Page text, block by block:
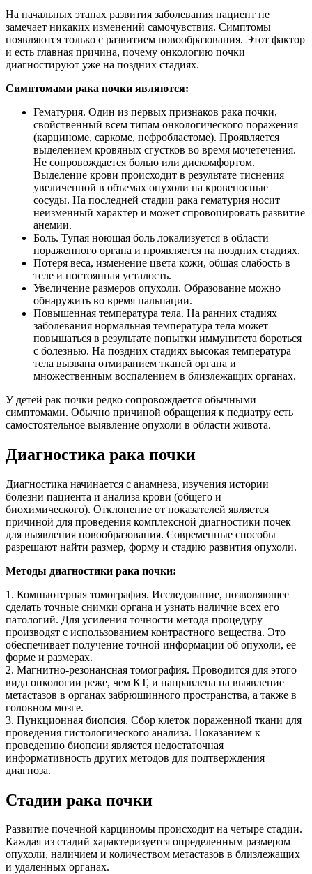
На начальных этапах развития заболевания пациент не
замечает никаких изменений самочувствия. Симптомы
появляются только с развитием новообразования. Этот фактор
и есть главная причина, почему онкологию почки
диагностируют уже на поздних стадиях.
Симптомами рака почки являются:
Гематурия. Один из первых признаков рака почки,
свойственный всем типам онкологического поражения
(карциноме, саркоме, нефробластоме). Проявляется
выделением кровяных сгустков во время мочетечения.
Не сопровождается болью или дискомфортом.
Выделение крови происходит в результате тиснения
увеличенной в объемах опухоли на кровеносные
сосуды. На последней стадии рака гематурия носит
неизменный характер и может спровоцировать развитие
анемии.
Боль. Тупая ноющая боль локализуется в области
пораженного органа и проявляется на поздних стадиях.
Потеря веса, изменение цвета кожи, общая слабость в
теле и постоянная усталость.
Увеличение размеров опухоли. Образование можно
обнаружить во время пальпации.
Повышенная температура тела. На ранних стадиях
заболевания нормальная температура тела может
повышаться в результате попытки иммунитета бороться
с болезнью. На поздних стадиях высокая температура
тела вызвана отмиранием тканей органа и
множественным воспалением в близлежащих органах.
У детей рак почки редко сопровождается обычными
симптомами. Обычно причиной обращения к педиатру есть
самостоятельное выявление опухоли в области живота.
Диагностика рака почки
Диагностика начинается с анамнеза, изучения истории
болезни пациента и анализа крови (общего и
биохимического). Отклонение от показателей является
причиной для проведения комплексной диагностики почек
для выявления новообразования. Современные способы
разрешают найти размер, форму и стадию развития опухоли.
Методы диагностики рака почки:
1. Компьютерная томография. Исследование, позволяющее
сделать точные снимки органа и узнать наличие всех его
патологий. Для усиления точности метода процедуру
производят с использованием контрастного вещества. Это
обеспечивает получение точной информации об опухоли, ее
форме и размерах.
2. Магнитно-резонансная томография. Проводится для этого
вида онкологии реже, чем КТ, и направлена ​​на выявление
метастазов в органах забрюшинного пространства, а также в
головном мозге.
3. Пункционная биопсия. Сбор клеток пораженной ткани для
проведения гистологического анализа. Показанием к
проведению биопсии является недостаточная
информативность других методов для подтверждения
диагноза.
Стадии рака почки
Развитие почечной карциномы происходит на четыре стадии.
Каждая из стадий характеризуется определенным размером
опухоли, наличием и количеством метастазов в близлежащих
и удаленных органах.